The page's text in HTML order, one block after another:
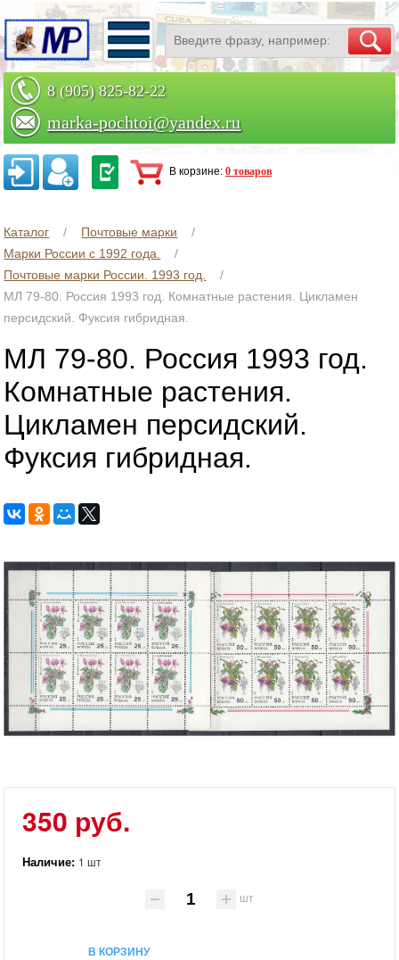
8 (905) 825-82-22
marka-pochtoi@yandex.ru
Заказать по телефону
В корзине: 0 товаров
Каталог
Почтовые марки
Марки России с 1992 года.
Почтовые марки России. 1993 год.
МЛ 79-80. Россия 1993 год. Комнатные растения. Цикламен
персидский. Фуксия гибридная.
МЛ 79-80. Россия 1993 год.
Комнатные растения.
Цикламен персидский.
Фуксия гибридная.
350 руб.
Наличие: 1 шт
шт
В КОРЗИНУ